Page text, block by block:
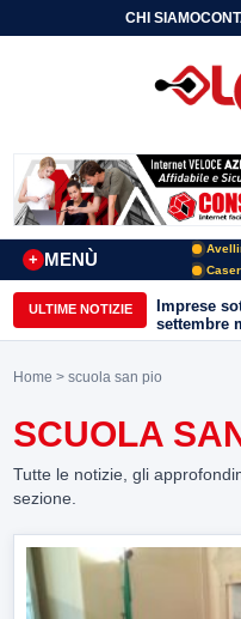
CHI SIAMO
MENÙ
+
ULTIME NOTIZIE
Imprese
settembre
e Avellino”
Home > scuola san pio
SCUOLA
Tutte le notizie, gli
sezione.